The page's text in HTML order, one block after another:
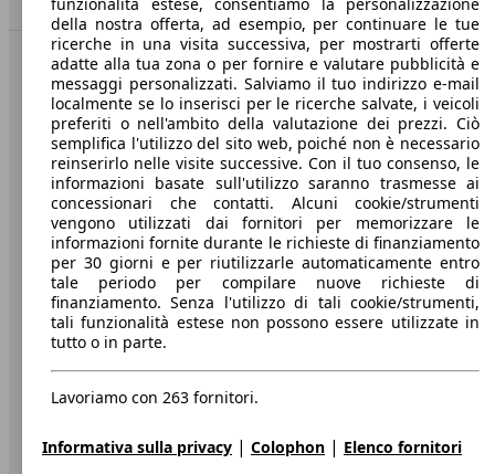
Benvenuti su AutoScout24, il mercato auto europeo.
Società
A proposito di AutoScout24
Stampa
Media
Condizioni generali
Informazioni
Privacy
Dichiarazione di Accessibilità
Servizi
della nostra offerta, ad esempio, per continuare le tue
ricerche in una visita successiva, per mostrarti offerte
adatte alla tua zona o per fornire e valutare pubblicità e
messaggi personalizzati. Salviamo il tuo indirizzo e-mail
localmente se lo inserisci per le ricerche salvate, i veicoli
preferiti o nell'ambito della valutazione dei prezzi. Ciò
semplifica l'utilizzo del sito web, poiché non è necessario
reinserirlo nelle visite successive. Con il tuo consenso, le
informazioni basate sull'utilizzo saranno trasmesse ai
concessionari che contatti. Alcuni cookie/strumenti
vengono utilizzati dai fornitori per memorizzare le
informazioni fornite durante le richieste di finanziamento
per 30 giorni e per riutilizzarle automaticamente entro
tale periodo per compilare nuove richieste di
finanziamento. Senza l'utilizzo di tali cookie/strumenti,
tali funzionalità estese non possono essere utilizzate in
tutto o in parte.
Lavoriamo con 263 fornitori.
Informativa sulla privacy | Colophon | Elenco fornitori